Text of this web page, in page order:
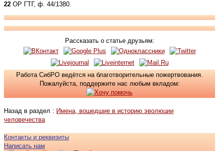
22 ОР ГТГ, ф. 44/1380.
Рассказать о статье друзьям:
Работа СибРО ведётся на благотворительные пожертвования.
Пожалуйста, поддержите нас любым вкладом:
Назад в раздел : Имена, вошедшие в историю эволюции
человечества
Контакты и реквизиты
Написать нам